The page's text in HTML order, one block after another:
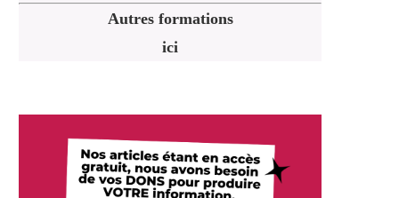
Autres formations
ici